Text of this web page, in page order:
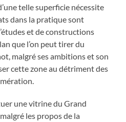
telle superficie nécessite
dans la pratique sont
et de constructions
que l’on peut tirer du
malgré ses ambitions et son
cette zone au détriment des
une vitrine du Grand
les propos de la